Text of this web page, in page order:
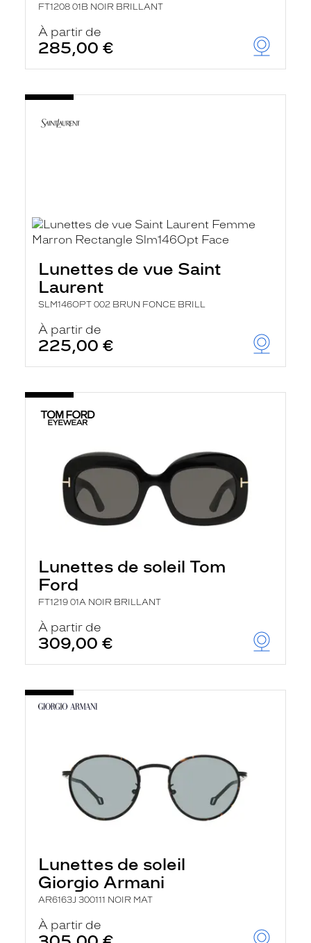
FT1208 01B NOIR BRILLANT
À partir de
285,00 €
Lunettes de vue Saint
Laurent
SLM146OPT 002 BRUN FONCE BRILL
À partir de
225,00 €
Lunettes de soleil Tom
Ford
FT1219 01A NOIR BRILLANT
À partir de
309,00 €
Lunettes de soleil
Giorgio Armani
AR6163J 300111 NOIR MAT
À partir de